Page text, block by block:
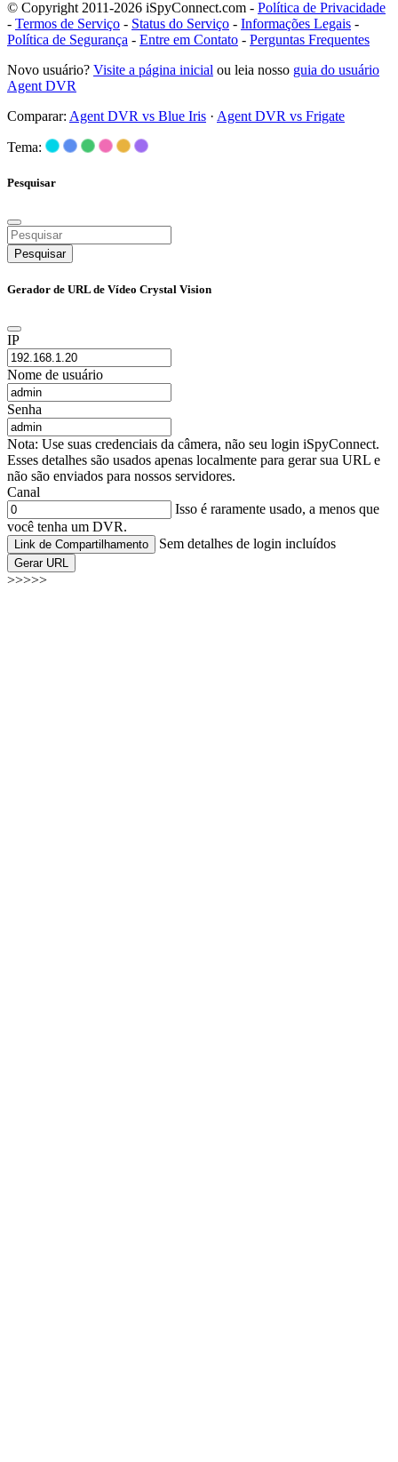
© Copyright 2011-2026 iSpyConnect.com - Política de Privacidade
- Termos de Serviço - Status do Serviço - Informações Legais -
Política de Segurança - Entre em Contato - Perguntas Frequentes
Novo usuário? Visite a página inicial ou leia nosso guia do usuário
Agent DVR
Comparar: Agent DVR vs Blue Iris · Agent DVR vs Frigate
Tema:
Pesquisar
Pesquisar
Gerador de URL de Vídeo Crystal Vision
IP
Nome de usuário
Senha
Nota: Use suas credenciais da câmera, não seu login iSpyConnect.
Esses detalhes são usados apenas localmente para gerar sua URL e
não são enviados para nossos servidores.
Canal
Isso é raramente usado, a menos que
você tenha um DVR.
Link de Compartilhamento Sem detalhes de login incluídos
Gerar URL
>>>>>